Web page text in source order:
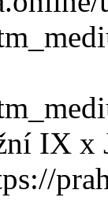
IX x